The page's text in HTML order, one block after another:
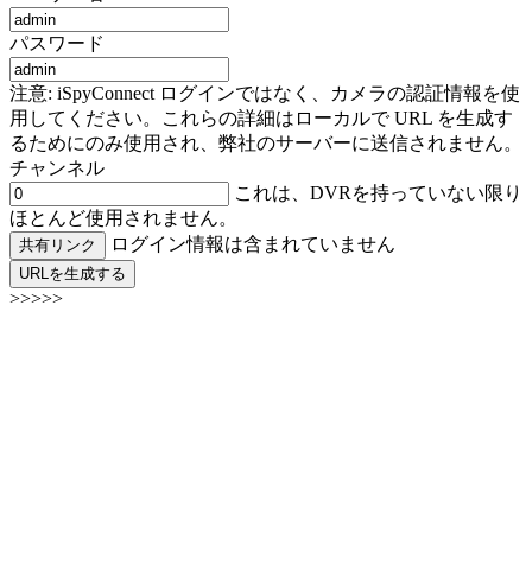
パスワード
注意: iSpyConnect ログインではなく、カメラの認証情報を使
用してください。これらの詳細はローカルで URL を生成す
るためにのみ使用され、弊社のサーバーに送信されません。
チャンネル
これは、DVRを持っていない限り
ほとんど使用されません。
共有リンク ログイン情報は含まれていません
URLを生成する
>>>>>